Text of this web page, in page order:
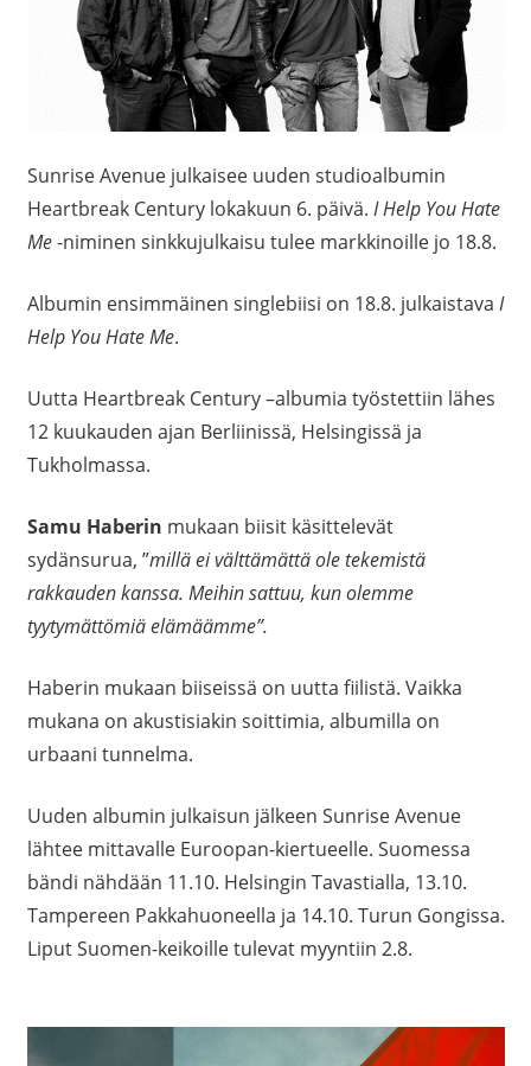
Sunrise Avenue julkaisee uuden studioalbumin
Heartbreak Century lokakuun 6. päivä. I Help You Hate
Me-niminen sinkkujulkaisu tulee markkinoille jo 18.8.
Albumin ensimmäinen singlebiisi on 18.8. julkaistava I
Help You Hate Me.
Uutta Heartbreak Century –albumia työstettiin lähes
12 kuukauden ajan Berliinissä, Helsingissä ja
Tukholmassa.
Samu Haberin mukaan biisit käsittelevät
sydänsurua, ”millä ei välttämättä ole tekemistä
rakkauden kanssa. Meihin sattuu, kun olemme
tyytymättömiä elämäämme”.
Haberin mukaan biiseissä on uutta fiilistä. Vaikka
mukana on akustisiakin soittimia, albumilla on
urbaani tunnelma.
Uuden albumin julkaisun jälkeen Sunrise Avenue
lähtee mittavalle Euroopan-kiertueelle. Suomessa
bändi nähdään 11.10. Helsingin Tavastialla, 13.10.
Tampereen Pakkahuoneella ja 14.10. Turun Gongissa.
Liput Suomen-keikoille tulevat myyntiin 2.8.